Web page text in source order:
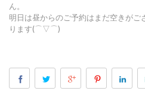
ん。
明日は昼からのご予約はまだ空きがご
ります(⌒▽⌒)